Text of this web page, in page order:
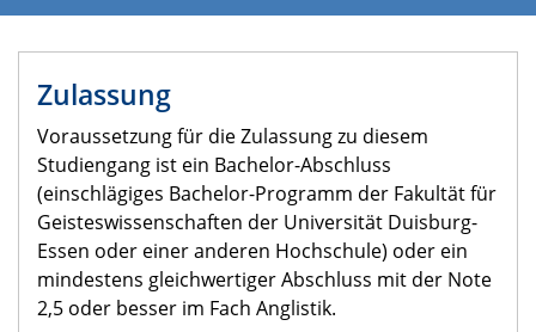
Zulassung
Voraussetzung für die Zulassung zu diesem
Studiengang ist ein Bachelor-Abschluss
(einschlägiges Bachelor-Programm der Fakultät für
Geisteswissenschaften der Universität Duisburg-
Essen oder einer anderen Hochschule) oder ein
mindestens gleichwertiger Abschluss mit der Note
2,5 oder besser im Fach Anglistik.